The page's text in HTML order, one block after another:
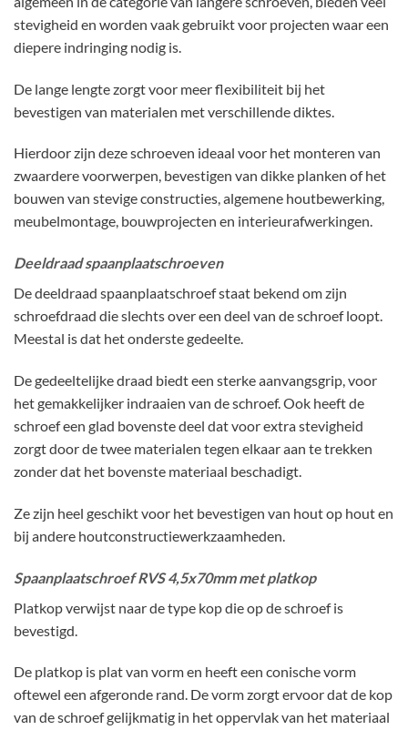
stevigheid en worden vaak gebruikt voor projecten waar een
diepere indringing nodig is.
De lange lengte zorgt voor meer flexibiliteit bij het
bevestigen van materialen met verschillende diktes.
Hierdoor zijn deze schroeven ideaal voor het monteren van
zwaardere voorwerpen, bevestigen van dikke planken of het
bouwen van stevige constructies, algemene houtbewerking,
meubelmontage, bouwprojecten en interieurafwerkingen.
Deeldraad spaanplaatschroeven
De deeldraad spaanplaatschroef staat bekend om zijn
schroefdraad die slechts over een deel van de schroef loopt.
Meestal is dat het onderste gedeelte.
De gedeeltelijke draad biedt een sterke aanvangsgrip, voor
het gemakkelijker indraaien van de schroef. Ook heeft de
schroef een glad bovenste deel dat voor extra stevigheid
zorgt door de twee materialen tegen elkaar aan te trekken
zonder dat het bovenste materiaal beschadigt.
Ze zijn heel geschikt voor het bevestigen van hout op hout en
bij andere houtconstructiewerkzaamheden.
Spaanplaatschroef RVS 4,5x70mm met platkop
Platkop verwijst naar de type kop die op de schroef is
bevestigd.
De platkop is plat van vorm en heeft een conische vorm
oftewel een afgeronde rand. De vorm zorgt ervoor dat de kop
van de schroef gelijkmatig in het oppervlak van het materiaal